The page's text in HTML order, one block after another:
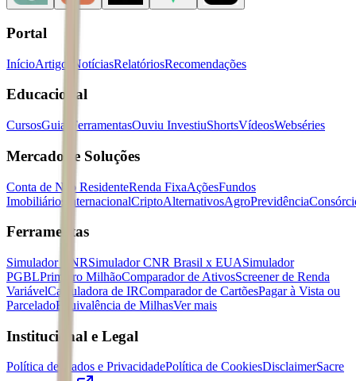
Portal
InícioArtigos NotíciasRelatóriosRecomendações
Educacional
CursosGuias FerramentasOuviu InvestiuShortsVídeosWebséries
Mercados e Soluções
Conta de Não ResidenteRenda FixaAçõesFundos
Imobiliários
InternacionalCriptoAlternativosAgroPrevidência
Ferramentas
Simulador CNRSimulador CNR Brasil x EUASimulador
PGBLPrimeiro MilhãoComparador de AtivosScreener de Renda
VariávelCalculadora de IRComparador de CartõesPagar à Vista ou
ParceladoEquivalência de MilhasVer mais
Institucional e Legal
Política de Dados e PrivacidadePolítica de CookiesDisclaimerSacre